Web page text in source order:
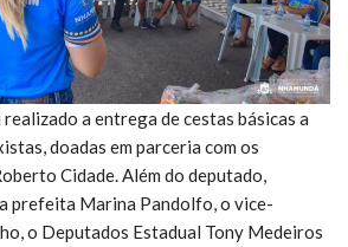
a entrega de cestas básicas a
doadas em parceria com os
Cidade. Além do deputado,
prefeita Marina Pandolfo, o vice-
o Deputados Estadual Tony Medeiros